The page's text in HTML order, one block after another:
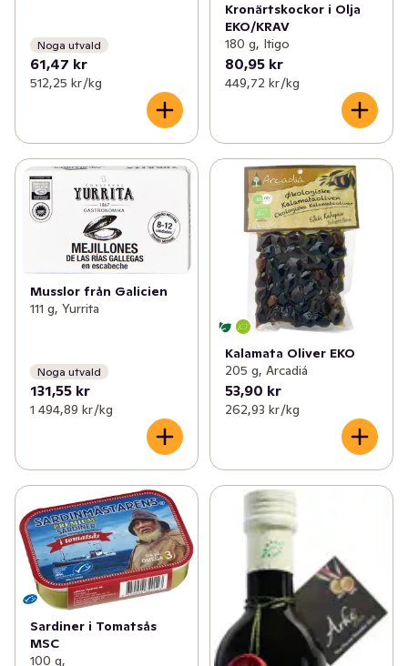
Noga utvald
61,47 kr
512,25 kr /kg
Kronärtskockor i Olja
EKO/KRAV
180 g, Itigo
80,95 kr
449,72 kr /kg
Musslor från Galicien
111 g, Yurrita
Noga utvald
131,55 kr
1 494,89 kr /kg
Kalamata Oliver EKO
205 g, Arcadiá
53,90 kr
262,93 kr /kg
Sardiner i Tomatsås
MSC
100 g,